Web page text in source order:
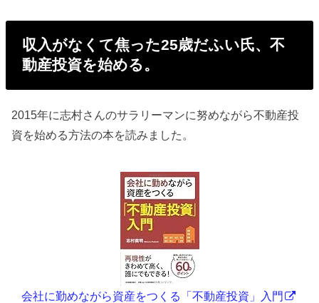
収入がなくて焦った25歳だふい氏、不
動産投資を始める。
2015年に志村さんのサラリーマンに努めながら不動産投
資を始める方法の本を読みました。
会社に勤めながら資産をつくる「不動産投資」入門